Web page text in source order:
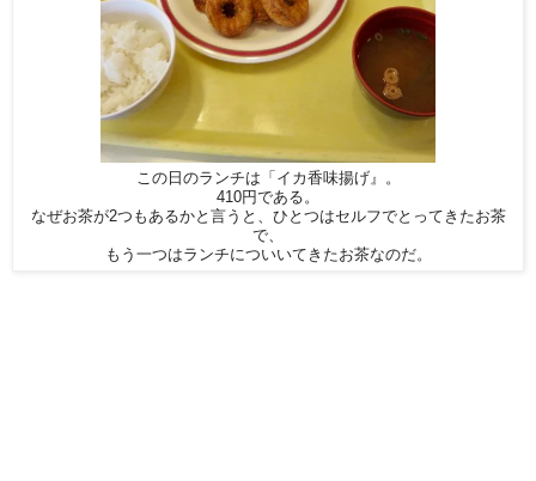
この日のランチは「イカ香味揚げ』。
410円である。
なぜお茶が2つもあるかと言うと、ひとつはセルフでとってきたお茶
で、
もう一つはランチについいてきたお茶なのだ。